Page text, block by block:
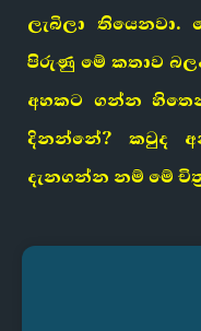
ලැබිලා තියෙනවා.
පිරුණු මේ කතාව
අහකට ගන්න
දිනන්නේ? කවුද
දැනගන්න නම් මේ